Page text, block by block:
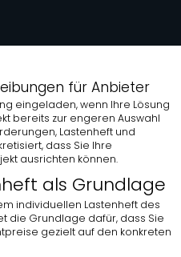
für Anbieter
eingeladen, wenn Ihre Lösung
bereits zur engeren Auswahl
Lastenheft und
dass Sie Ihre
ausrichten können.
als Grundlage
individuellen Lastenheft des
die Grundlage dafür, dass Sie
gezielt auf den konkreten